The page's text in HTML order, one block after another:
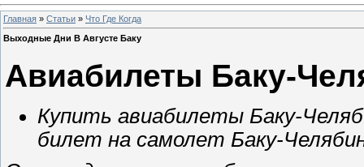
Главная » Статьи » Что Где Когда
Выходные Дни В Августе Баку
Авиабилеты Баку-
Купить авиабилеты Баку-
билет на самолет Баку-